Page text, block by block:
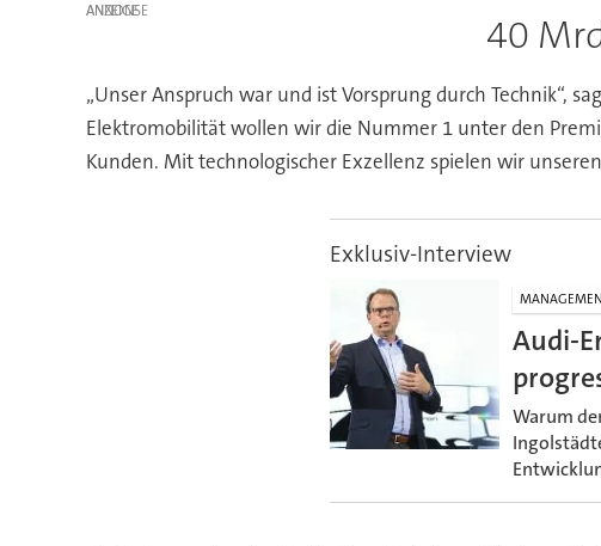
ANZEIGE 40
„Unser Anspruch war und ist Vorsprung durch Technik“,
Elektromobilität wollen wir die Nummer 1 unter den
Kunden. Mit technologischer Exzellenz spielen wir
Exklusiv-Interview
Audi-
Warum